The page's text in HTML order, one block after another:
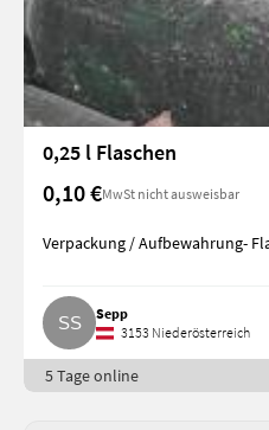
0,25 l Flaschen
0,10 €MwSt nicht ausweisbar
Verpackung / Aufbewahrung-
Sepp
3153 Niederösterreich
5 Tage online